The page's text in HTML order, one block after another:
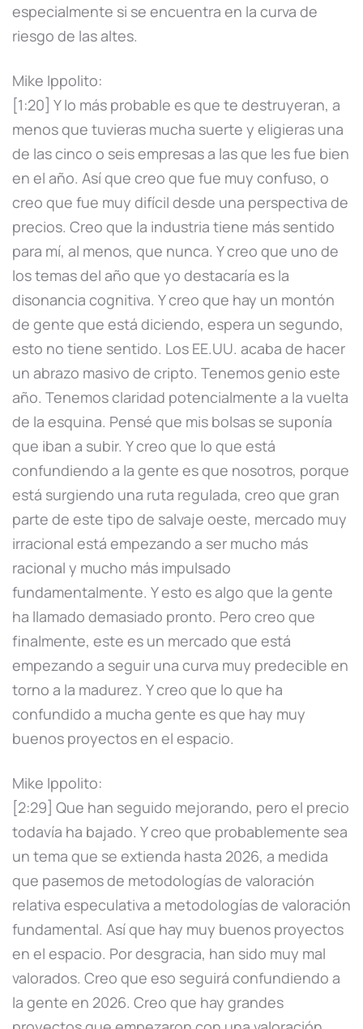
especialmente si se encuentra en la curva de
riesgo de las altes.
Mike Ippolito:
[1:20] Y lo más probable es que te destruyeran, a
menos que tuvieras mucha suerte y eligieras una
de las cinco o seis empresas a las que les fue bien
en el año. Así que creo que fue muy confuso, o
creo que fue muy difícil desde una perspectiva de
precios. Creo que la industria tiene más sentido
para mí, al menos, que nunca. Y creo que uno de
los temas del año que yo destacaría es la
disonancia cognitiva. Y creo que hay un montón
de gente que está diciendo, espera un segundo,
esto no tiene sentido. Los EE.UU. acaba de hacer
un abrazo masivo de cripto. Tenemos genio este
año. Tenemos claridad potencialmente a la vuelta
de la esquina. Pensé que mis bolsas se suponía
que iban a subir. Y creo que lo que está
confundiendo a la gente es que nosotros, porque
está surgiendo una ruta regulada, creo que gran
parte de este tipo de salvaje oeste, mercado muy
irracional está empezando a ser mucho más
racional y mucho más impulsado
fundamentalmente. Y esto es algo que la gente
ha llamado demasiado pronto. Pero creo que
finalmente, este es un mercado que está
empezando a seguir una curva muy predecible en
torno a la madurez. Y creo que lo que ha
confundido a mucha gente es que hay muy
buenos proyectos en el espacio.
Mike Ippolito:
[2:29] Que han seguido mejorando, pero el precio
todavía ha bajado. Y creo que probablemente sea
un tema que se extienda hasta 2026, a medida
que pasemos de metodologías de valoración
relativa especulativa a metodologías de valoración
fundamental. Así que hay muy buenos proyectos
en el espacio. Por desgracia, han sido muy mal
valorados. Creo que eso seguirá confundiendo a
la gente en 2026. Creo que hay grandes